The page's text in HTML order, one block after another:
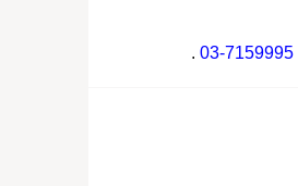
03-7159995
.